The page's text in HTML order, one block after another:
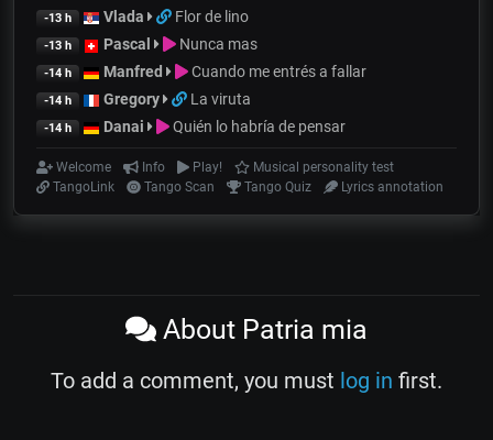
-13 h Vlada Flor de lino
-13 h Pascal Nunca mas
-14 h Manfred Cuando me entrés a fallar
-14 h Gregory La viruta
-14 h Danai Quién lo habría de pensar
Welcome Info Play!
Musical personality test
TangoLink
Tango Scan Tango Quiz Lyrics annotation
About Patria mia
To add a comment, you must log in first.